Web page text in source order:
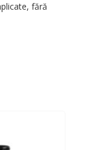
fără